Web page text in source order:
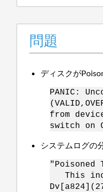
問題
ディスクが
PANIC:
from
switch on
システムログの
"Poisoned
This